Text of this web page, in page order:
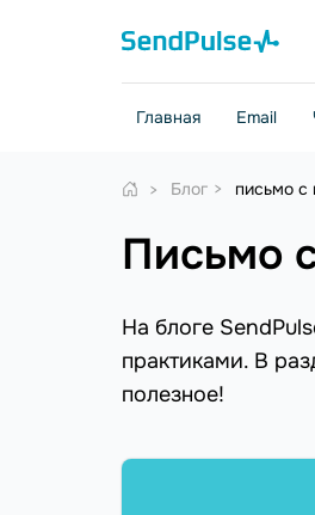
Главная Email
Блог письмо с
письмо
На блоге
практиками. В
полезное!